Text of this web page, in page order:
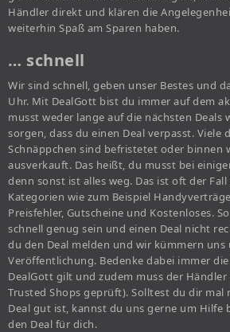
Händler direkt und klären die
weiterhin Spaß am Sparen haben.
… schnell
Wir sind schnell, geben unser Bestes und
Uhr. Mit DealGott bist du immer auf dem
musst weder lange auf die nächsten Deals
sorgen, dass du einen Deal verpasst. Viele
Schnäppchen sind befristetet oder binnen
ausverkauft. Das heißt, du musst bei
denn sonst ist alles weg. Das ist oft der
Kategorien wie zum Beispiel
Preisfehler, Gutscheine und Kostenloses.
schnell genug sein und einen Deal nicht
du den Deal melden und wir kümmern
Veröffentlichung. Bedenke dabei immer die
DealGott gilt und zudem muss der Händler
Trusted Shops geprüft). Solltest du dir mal
Deal gut ist, kannst du uns gerne um Hilfe
den Deal für dich.